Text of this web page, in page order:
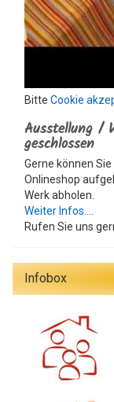
Bitte Cookie
Ausstellung /
geschlossen
Gerne können
Onlineshop
Werk abholen.
Weiter Infos....
Rufen Sie uns
Infobox